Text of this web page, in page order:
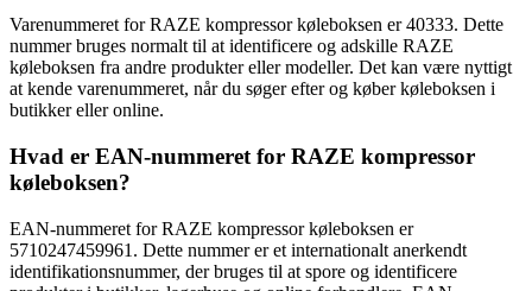
Varenummeret for RAZE kompressor køleboksen er 40333. Dette
nummer bruges normalt til at identificere og adskille RAZE
køleboksen fra andre produkter eller modeller. Det kan være nyttigt
at kende varenummeret, når du søger efter og køber køleboksen i
butikker eller online.
Hvad er EAN-nummeret for RAZE kompressor
køleboksen?
EAN-nummeret for RAZE kompressor køleboksen er
5710247459961. Dette nummer er et internationalt anerkendt
identifikationsnummer, der bruges til at spore og identificere